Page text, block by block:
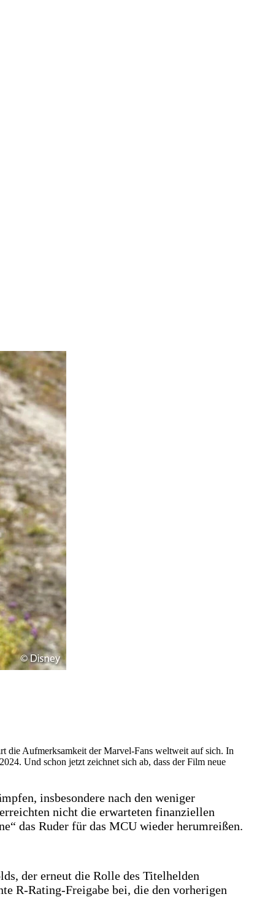
die Aufmerksamkeit der Marvel-Fans weltweit auf sich. In
Und schon jetzt zeichnet sich ab, dass der Film neue
insbesondere nach den weniger
nicht die erwarteten finanziellen
das Ruder für das MCU wieder herumreißen.
der erneut die Rolle des Titelhelden
R-Rating-Freigabe bei, die den vorherigen